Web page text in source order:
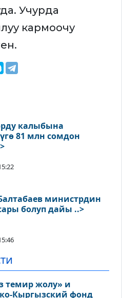
Учурда
кармоочу
калыбына
81 млн сомдон
министрдин
болуп дайы ..>
темир жолу» и
Кыргызский фонд